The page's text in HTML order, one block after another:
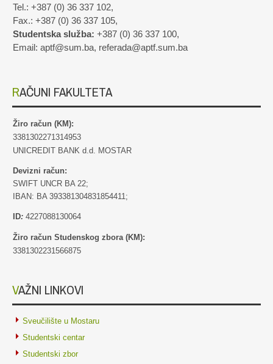
Tel.: +387 (0) 36 337 102,
Fax.: +387 (0) 36 337 105,
Studentska služba: +387 (0) 36 337 100,
Email: aptf@sum.ba, referada@aptf.sum.ba
RAČUNI FAKULTETA
Žiro račun (KM):
3381302271314953
UNICREDIT BANK d.d. MOSTAR
Devizni račun:
SWIFT UNCR BA 22;
IBAN: BA 393381304831854411;
ID: 4227088130064
Žiro račun Studenskog zbora (KM):
3381302231566875
VAŽNI LINKOVI
Sveučilište u Mostaru
Studentski centar
Studentski zbor